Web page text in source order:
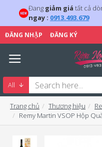
Đang giảm giá tất cả
ngay : 0913.493.679
ĐĂNG NHẬP ĐĂNG KÝ
All
Trang chủ Thương hiệu
Remy Martin VSOP Hộp